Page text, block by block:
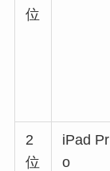
位
2
位
iPad Pr
o